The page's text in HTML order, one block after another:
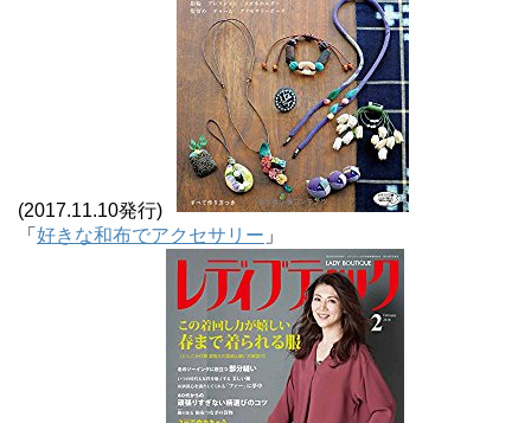
(2017.11.10発行)
「 好きな和布でアクセサリー 」